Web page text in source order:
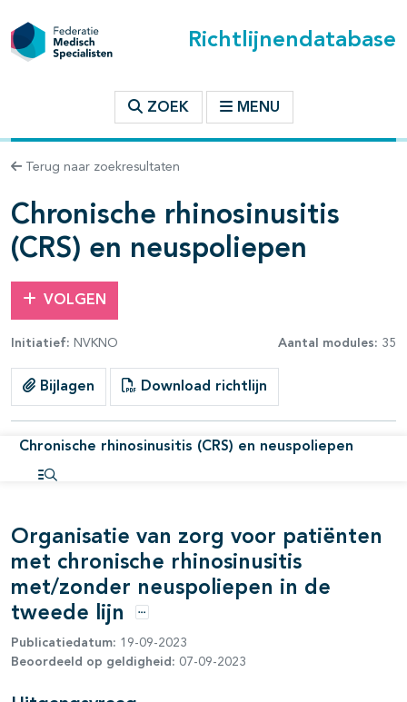
Richtlijnendatabase
ZOEK MENU
Terug naar zoekresultaten
Chronische rhinosinusitis
(CRS) en neuspoliepen
VOLGEN
Initiatief: NVKNO Aantal modules: 35
Bijlagen Download richtlijn
Chronische rhinosinusitis (CRS) en neuspoliepen
openklappen
open- en dichtklappen
open- en dichtklappen
Organisatie van zorg voor patiënten
met chronische rhinosinusitis
met/zonder neuspoliepen in de
tweede lijn
Opties
Publicatiedatum: 19-09-2023
Beoordeeld op geldigheid: 07-09-2023